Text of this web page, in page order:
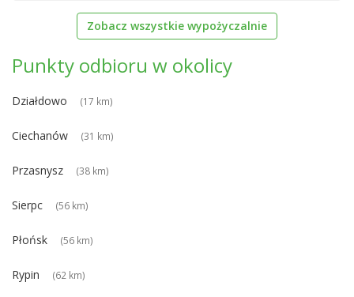
Zobacz wszystkie wypożyczalnie
Punkty odbioru w okolicy
Działdowo (17 km)
Ciechanów (31 km)
Przasnysz (38 km)
Sierpc (56 km)
Płońsk (56 km)
Rypin (62 km)